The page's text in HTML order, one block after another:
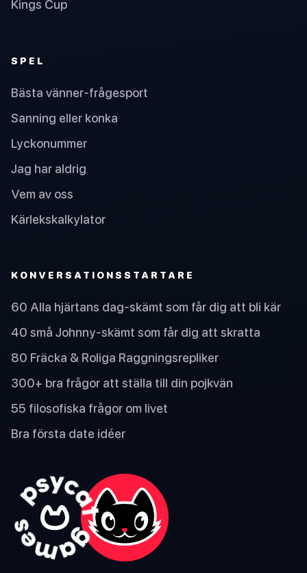
Kings Cup
SPEL
Bästa vänner-frågesport
Sanning eller konka
Lyckonummer
Jag har aldrig
Vem av oss
Kärlekskalkylator
KONVERSATIONSSTARTARE
60 Alla hjärtans dag-skämt som får dig att bli kär
40 små Johnny-skämt som får dig att skratta
80 Fräcka & Roliga Raggningsrepliker
300+ bra frågor att ställa till din pojkvän
55 filosofiska frågor om livet
Bra första date idéer